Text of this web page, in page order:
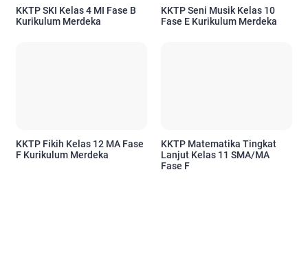
KKTP SKI Kelas 4 MI Fase B
Kurikulum Merdeka
KKTP Seni Musik Kelas 10
Fase E Kurikulum Merdeka
KKTP Fikih Kelas 12 MA Fase
F Kurikulum Merdeka
KKTP Matematika Tingkat
Lanjut Kelas 11 SMA/MA
Fase F